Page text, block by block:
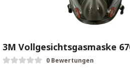
3M Vollgesichtsgasmaske
0 Bewertungen